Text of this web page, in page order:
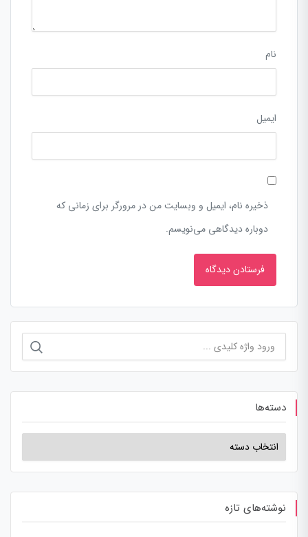
نام
ایمیل
ذخیره نام، ایمیل و وبسایت من در مرورگر برای زمانی که
دوباره دیدگاهی می‌نویسم.
دسته‌ها
نوشته‌های تازه